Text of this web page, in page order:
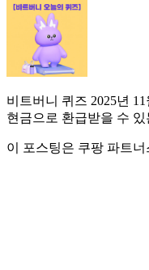
비트버니 퀴즈 2025년
현금으로 환급받을 수
이 포스팅은 쿠팡 파트